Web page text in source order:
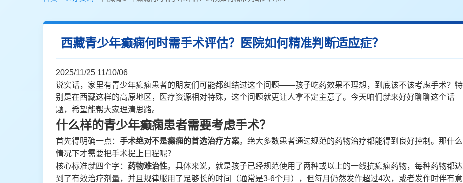
西藏青少年癫痫何时需手术评估？医院如何精准判断适应症？
2025/11/25 11/10/06
说实话，家里有青少年癫痫患者的朋友们可能都纠结过这个问题——孩子吃药效果不理想，到底该不该考虑手术？特
别是在西藏这样的高原地区，医疗资源相对特殊，这个问题就更让人拿不定主意了。今天咱们就来好好聊聊这个话
题，希望能帮大家理清思路。
什么样的青少年癫痫患者需要考虑手术？
首先得明确一点： 手术绝对不是癫痫的首选治疗方案。绝大多数患者通过规范的药物治疗都能得到良好控制。那什么
情况下才需要把手术提上日程呢？
核心标准就四个字： 药物难治性。具体来说，就是孩子已经规范使用了两种或以上的一线抗癫痫药物，每种药物都达
到了有效治疗剂量，并且规律服用了足够长的时间（通常是3-6个月），但每月仍然发作超过4次，或者发作时伴有意